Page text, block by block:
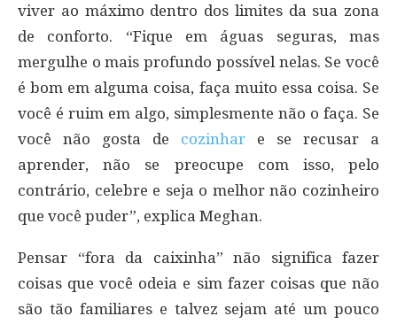
viver ao máximo dentro dos limites da sua zona
de conforto. “Fique em águas seguras, mas
mergulhe o mais profundo possível nelas. Se você
é bom em alguma coisa, faça muito essa coisa. Se
você é ruim em algo, simplesmente não o faça. Se
você não gosta de cozinhar e se recusar a
aprender, não se preocupe com isso, pelo
contrário, celebre e seja o melhor não cozinheiro
que você puder”, explica Meghan.
Pensar “fora da caixinha” não significa fazer
coisas que você odeia e sim fazer coisas que não
são tão familiares e talvez sejam até um pouco